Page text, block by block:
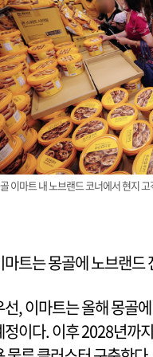
이마트 내 노브랜드 코너에서 현지
마트는 몽골에 노브랜드
선, 이마트는 올해 몽골
정이다. 이후 2028년까